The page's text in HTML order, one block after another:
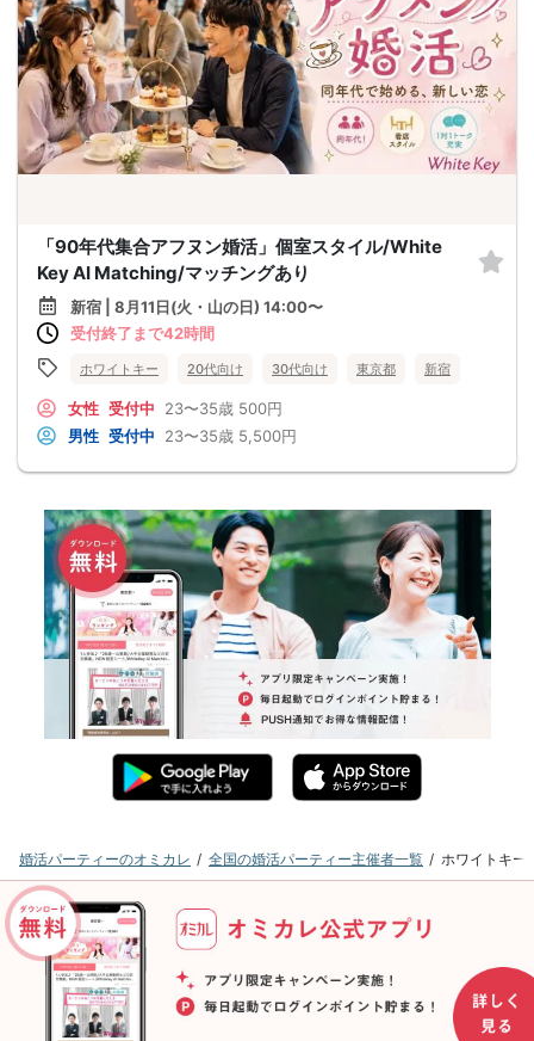
「90年代集合アフヌン婚活」個室スタイル/White
Key AI Matching/マッチングあり
新宿 | 8月11日(火・山の日) 14:00〜
受付終了まで42時間
ホワイトキー 20代向け 30代向け 東京都 新宿
女性 受付中 23〜35歳 500円
男性 受付中 23〜35歳 5,500円
婚活パーティーのオミカレ 全国の婚活パーティー主催者一覧 ホワイトキー